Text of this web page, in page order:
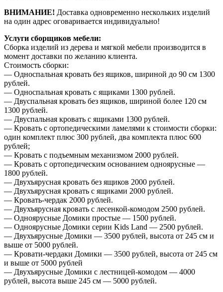
ВНИМАНИЕ! Доставка одновременно нескольких изделий
на один адрес оговаривается индивидуально!
Услуги сборщиков мебели:
Сборка изделий из дерева и мягкой мебели производится в
момент доставки по желанию клиента.
Стоимость сборки:
— Односпальная кровать без ящиков, шириной до 90 см 1300
рублей.
— Односпальная кровать с ящиками 1300 рублей.
— Двуспальная кровать без ящиков, шириной более 120 см
1300 рублей.
— Двуспальная кровать с ящиками 1300 рублей.
— Кровать с ортопедическими ламелями к стоимости сборки:
один комплект плюс 300 рублей, два комплекта плюс 600
рублей;
— Кровать с подъемным механизмом 2000 рублей.
— Кровать с ортопедическим основанием одноярусные —
1800 рублей.
— Двухъярусная кровать без ящиков 2000 рублей.
— Двухъярусная кровать с ящиками 2000 рублей.
— Кровать-чердак 2000 рублей.
— Двухъярусная кровать с лесенкой-комодом 2500 рублей.
— Одноярусные Домики простые — 1500 рублей.
— Одноярусные Домики серии Kids Land — 2500 рублей.
— Двухъярусные Домики — 3500 рублей, высота от 245 см и
выше от 5000 рублей.
— Кровати-чердаки Домики — 3500 рублей, высота от 245 см
и выше от 5000 рублей
— Двухъярусные Домики с лестницей-комодом — 4000
рублей, высота выше 245 см — 5000 рублей.